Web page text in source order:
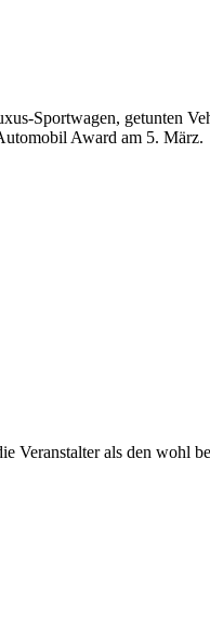
Sportwagen, getunten
Award am 5. März.
Veranstalter als den wohl